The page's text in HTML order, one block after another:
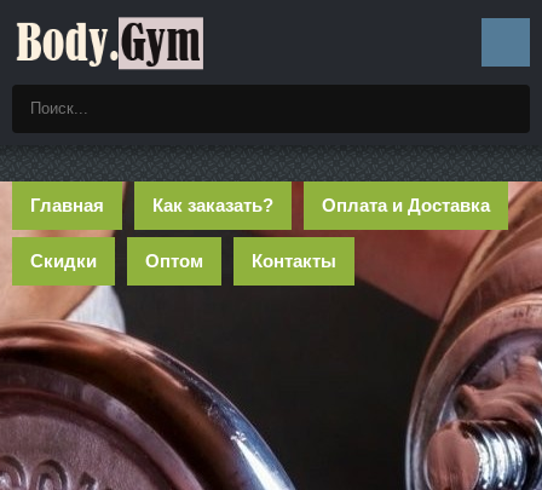
Главная Как заказать? Оплата и Доставка
Скидки Оптом Контакты